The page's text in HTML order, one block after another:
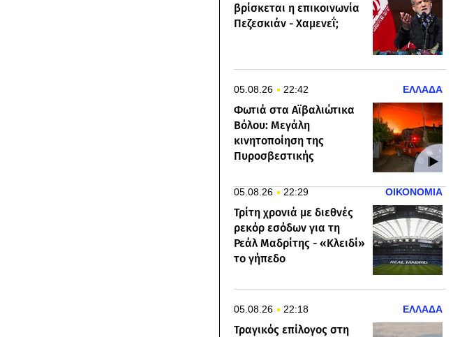
βρίσκεται η επικοινωνία
Πεζεσκιάν - Χαμενεΐ;
05.08.26 22:42 ΕΛΛΑΔΑ
Φωτιά στα Αϊβαλιώτικα
Βόλου: Μεγάλη
κινητοποίηση της
Πυροσβεστικής
05.08.26 22:29 ΟΙΚΟΝΟΜΙΑ
Τρίτη χρονιά με διεθνές
ρεκόρ εσόδων για τη
Ρεάλ Μαδρίτης - «Κλειδί»
το γήπεδο
05.08.26 22:18 ΕΛΛΑΔΑ
Τραγικός επίλογος στη